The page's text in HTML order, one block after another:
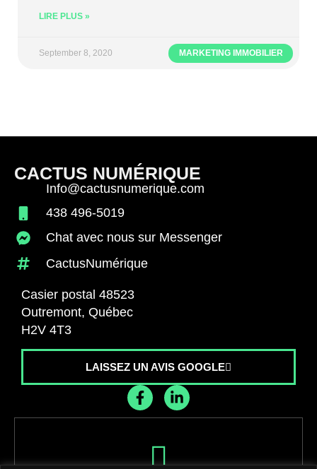
MARKETING IMMOBILIER
LIRE PLUS »
September 8, 2020
CACTUS NUMÉRIQUE
Info@cactusnumerique.com
438 496-5019
Chat avec nous sur Messenger
CactusNumérique
Casier postal 48523
Outremont, Québec
H2V 4T3
LAISSEZ UN AVIS GOOGLE